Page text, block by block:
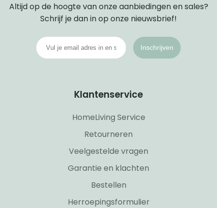
Altijd op de hoogte van onze aanbiedingen en sales?
Schrijf je dan in op onze nieuwsbrief!
Inschrijven
Klantenservice
HomeLiving Service
Retourneren
Veelgestelde vragen
Garantie en klachten
Bestellen
Herroepingsformulier